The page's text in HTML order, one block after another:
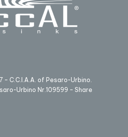
– C.C.I.A.A. of Pesaro-Urbino.
Urbino Nr.109599 – Share